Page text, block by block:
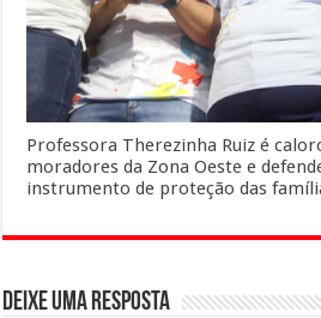
Professora Therezinha Ruiz é
moradores da Zona Oeste e
instrumento de proteção das
Deixe uma resposta